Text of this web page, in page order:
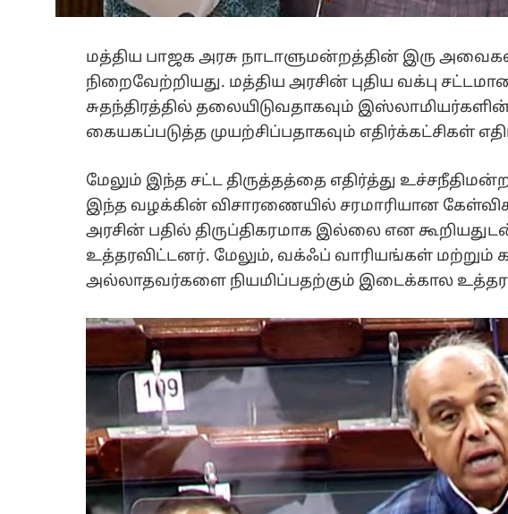
மத்திய பாஜக அரசு நாடாளுமன்றத்தின் இரு
நிறைவேற்றியது. மத்திய அரசின் புதிய வக்பு
சுதந்திரத்தில் தலையிடுவதாகவும்
கையகப்படுத்த முயற்சிப்பதாகவும் எதிர்க்கட்சிகள்
மேலும் இந்த சட்ட திருத்தத்தை எதிர்த்து
இந்த வழக்கின் விசாரணையில் சரமாரியான
அரசின் பதில் திருப்திகரமாக இல்லை என
உத்தரவிட்டனர். மேலும், வக்ஃப் வாரியங்கள் மற்றும்
அல்லாதவர்களை நியமிப்பதற்கும் இடைக்கால